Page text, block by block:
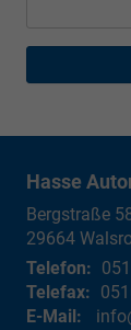
Hasse
Bergstraße
29664
Telefon:
Telefax:
E-Mail: